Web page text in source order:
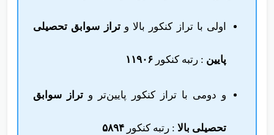
اولی با تراز کنکور بالا وتراز سوابق تحصیلی
پایین : رتبه کنکور ۱۱۹۰۶
و دومی با تراز کنکور پایین‌تر و تراز سوابق
تحصیلی بالا: رتبه کنکور ۵۸۹۴